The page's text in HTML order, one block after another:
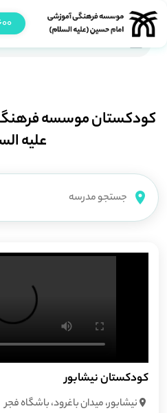
کودکستان موسسه
علیه
کودکستان نیشابور
نیشابور، میدان باغرود، باشگاه فجر